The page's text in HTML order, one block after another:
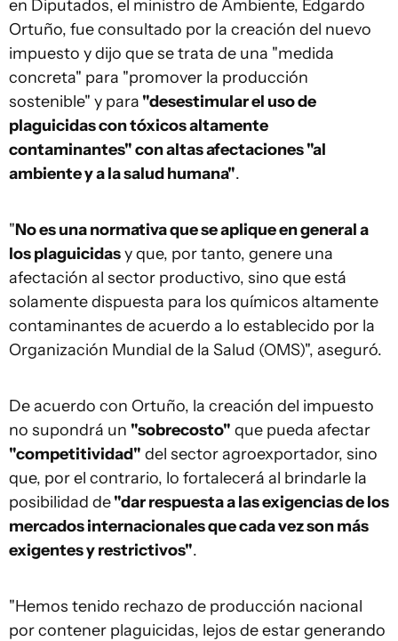
en Diputados, el ministro de Ambiente, Edgardo
Ortuño, fue consultado por la creación del nuevo
impuesto y dijo que se trata de una "medida
concreta" para "promover la producción
sostenible" y para "desestimular el uso de
plaguicidas con tóxicos altamente
contaminantes" con altas afectaciones "al
ambiente y a la salud humana".
"No es una normativa que se aplique en general a
los plaguicidasy que, por tanto, genere una
afectación al sector productivo, sino que está
solamente dispuesta para los químicos altamente
contaminantes de acuerdo a lo establecido por la
Organización Mundial de la Salud (OMS)", aseguró.
De acuerdo con Ortuño, la creación del impuesto
no supondrá un "sobrecosto" que pueda afectar
"competitividad" del sector agroexportador, sino
que, por el contrario, lo fortalecerá al brindarle la
posibilidad de"dar respuesta a las exigencias de los
mercados internacionales que cada vez son más
exigentes y restrictivos".
"Hemos tenido rechazo de producción nacional
por contener plaguicidas, lejos de estar generando